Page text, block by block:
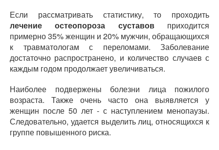
Если рассматривать статистику, то проходить
лечение остеопороза суставовприходится
примерно 35% женщин и 20% мужчин, обращающихся
к травматологам с переломами. Заболевание
достаточно распространено, и количество случаев с
каждым годом продолжает увеличиваться.
Наиболее подвержены болезни лица пожилого
возраста. Также очень часто она выявляется у
женщин после 50 лет - с наступлением менопаузы.
Следовательно, удается выделить лиц, относящихся к
группе повышенного риска.